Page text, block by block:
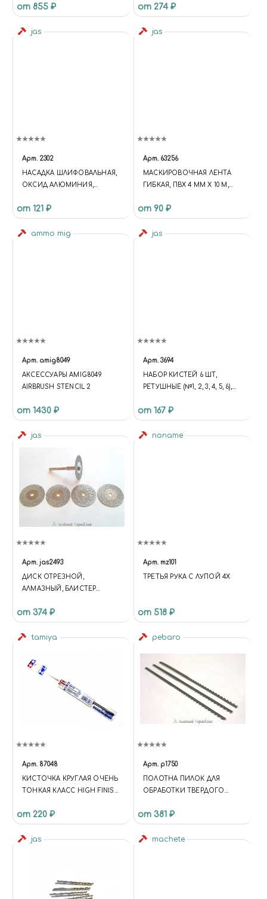
от 855 ₽ от 274 ₽
jas
Арт. 2302
НАСАДКА ШЛИФОВАЛЬНАЯ,
ОКСИД АЛЮМИНИЯ,
УП., БЛИСТЕР, JAS 2302
от 121 ₽
jas
Арт. 63256
МАСКИРОВОЧНАЯ ЛЕНТА
ГИБКАЯ, ПВХ 4 ММ Х 10 М,
от 90 ₽
ammo mig
Арт. amig8049
АКСЕССУАРЫ AMIG8049
AIRBRUSH STENCIL 2
от 1430 ₽
jas
Арт. 3694
НАБОР КИСТЕЙ 6 ШТ,
РЕТУШНЫЕ (№1, 2, 3, 4, 5, 6),
от 167 ₽
jas
Арт. jas2493
ДИСК ОТРЕЗНОЙ,
АЛМАЗНЫЙ, БЛИСТЕР
от 374 ₽
noname
Арт. mz101
ТРЕТЬЯ РУКА С ЛУПОЙ 4X
от 518 ₽
tamiya
Арт. 87048
КИСТОЧКА КРУГЛАЯ ОЧЕНЬ
ТОНКАЯ КЛАСС HIGH FINISH
ВОЛОКНО)
от 220 ₽
pebaro
Арт. p1750
ПОЛОТНА ПИЛОК ДЛЯ
ОБРАБОТКИ ТВЕРДОГО
ЭПОКСИДНОЙ СМОЛЫ, 3
ШТ
от 381 ₽
jas machete